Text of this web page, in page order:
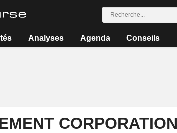
Analyses Agenda Conseils
CORPORATION